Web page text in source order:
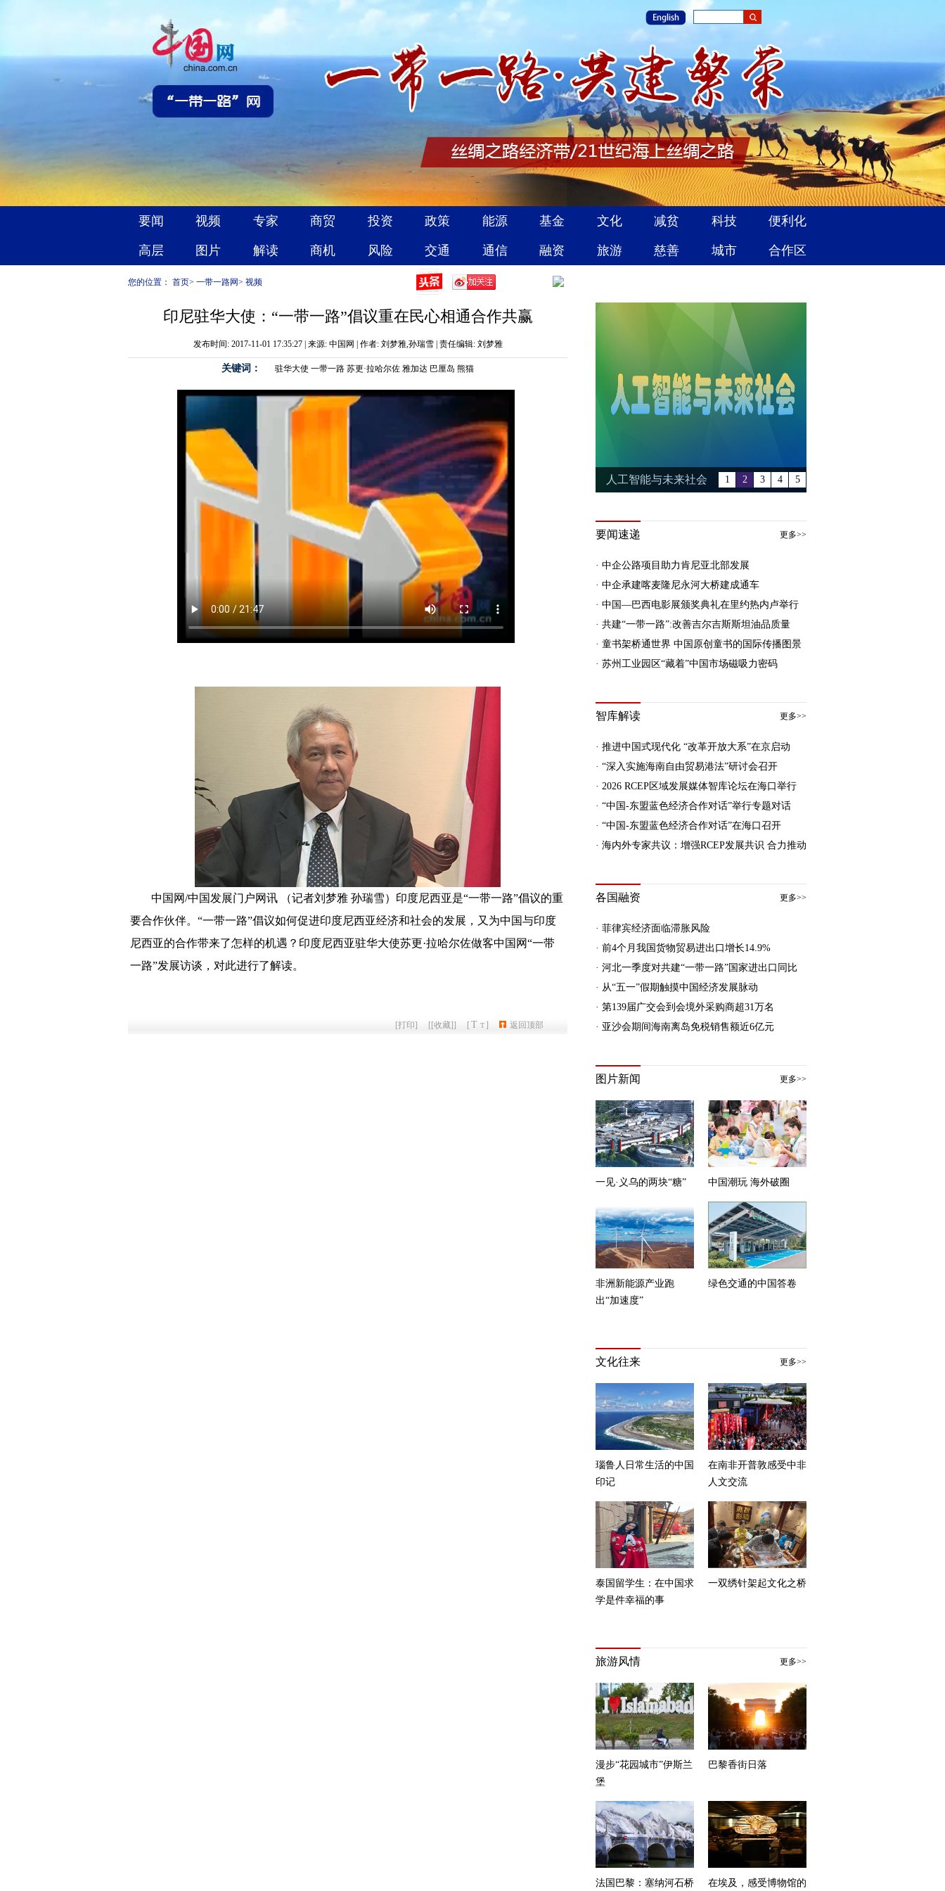
您的位置： 首页> 一带一路网> 视频
印尼驻华大使：“一带一路”倡议重在民心相通合作共赢
发布时间: 2017-11-01 17:35:27 | 来源: 中国网 | 作者: 刘梦雅,孙瑞雪 | 责任编辑: 刘梦雅
关键词： 驻华大使 一带一路 苏更·拉哈尔佐 雅加达 巴厘岛 熊猫
中国网/中国发展门户网讯 （记者刘梦雅 孙瑞雪）印度尼西亚是“一带一路”倡议的重
要合作伙伴。“一带一路”倡议如何促进印度尼西亚经济和社会的发展，又为中国与印度
尼西亚的合作带来了怎样的机遇？印度尼西亚驻华大使苏更·拉哈尔佐做客中国网“一带
一路”发展访谈，对此进行了解读。
[打印] [[收藏]] [T T] 返回顶部